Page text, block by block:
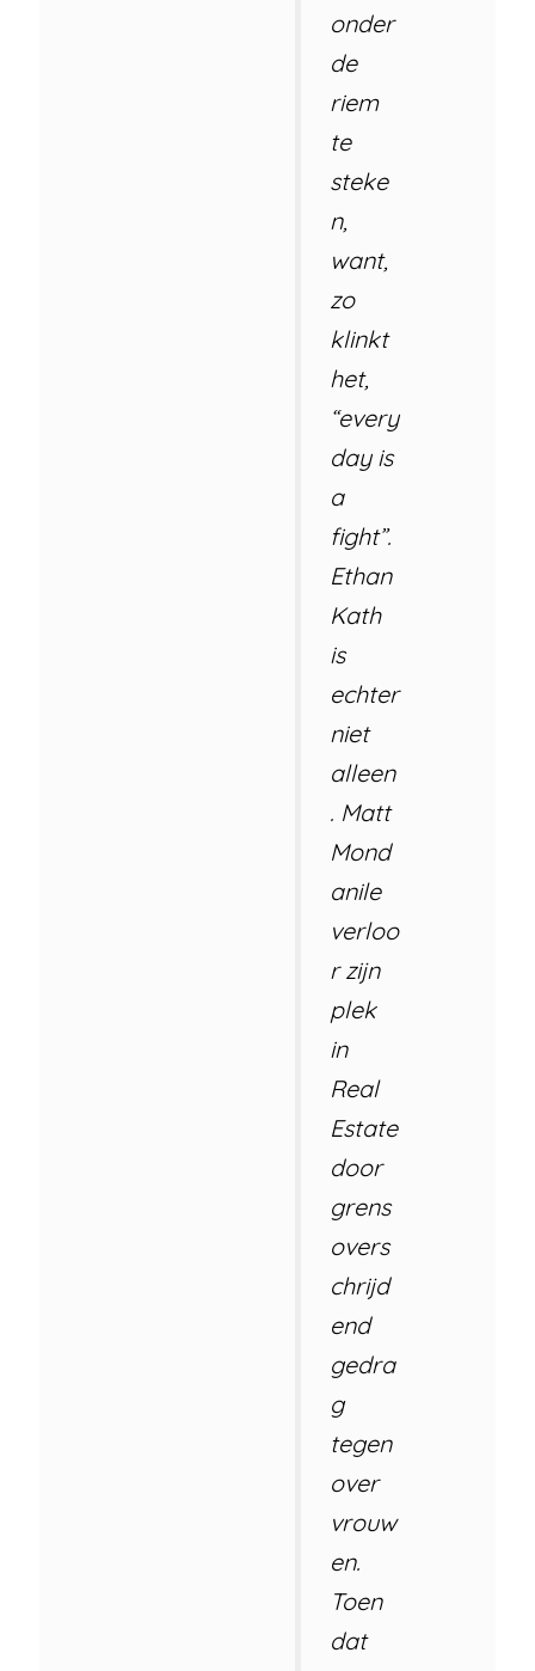
onder
de
riem
te
steke
n,
want,
zo
klinkt
het,
“every
day is
a
fight”.
Ethan
Kath
is
echter
niet
alleen
. Matt
Mond
anile
verloo
r zijn
plek
in
Real
Estate
door
grens
overs
chrijd
end
gedra
g
tegen
over
vrouw
en.
Toen
dat